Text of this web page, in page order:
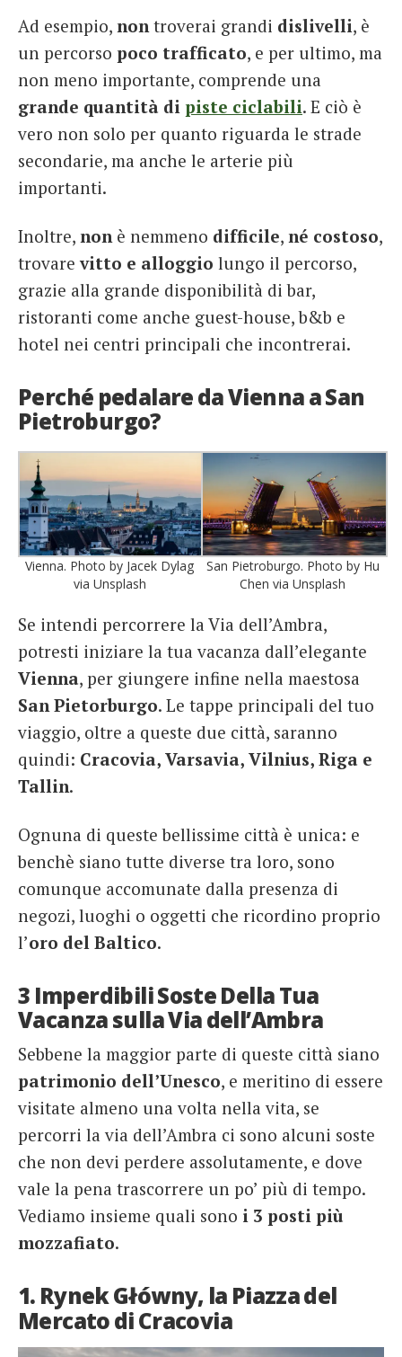
Ad esempio, nontroverai grandi dislivelli, è
un percorso poco trafficato, e per ultimo, ma
non meno importante, comprende una
grande quantità di piste ciclabili. E ciò è
vero non solo per quanto riguarda le strade
secondarie, ma anche le arterie più
importanti.
Inoltre, nonè nemmeno difficile, né costoso,
trovarevitto e alloggio lungo il percorso,
grazie alla grande disponibilità di bar,
ristoranti come anche guest-house, b&b e
hotel nei centri principali che incontrerai.
Perché pedalare da Vienna a San
Pietroburgo?
Vienna. Photo by Jacek Dylag
via Unsplash
San Pietroburgo. Photo by Hu
Chen via Unsplash
Se intendi percorrere la Via dell’Ambra,
potresti iniziare la tua vacanza dall’elegante
Vienna, per giungere infine nella maestosa
San Pietorburgo. Le tappe principali del tuo
viaggio, oltre a queste due città, saranno
quindi: Cracovia, Varsavia, Vilnius, Riga e
Tallin.
Ognuna di queste bellissime città è unica: e
benchè siano tutte diverse tra loro, sono
comunque accomunate dalla presenza di
negozi, luoghi o oggetti che ricordino proprio
l’oro del Baltico.
3 Imperdibili Soste Della Tua
Vacanza sulla Via dell’Ambra
Sebbene la maggior parte di queste città siano
patrimonio dell’Unesco, e meritino di essere
visitate almeno una volta nella vita, se
percorri la via dell’Ambra ci sono alcuni soste
che non devi perdere assolutamente, e dove
vale la pena trascorrere un po’ più di tempo.
Vediamo insieme quali sono i 3 posti più
mozzafiato.
1. Rynek Główny, la Piazza del
Mercato di Cracovia